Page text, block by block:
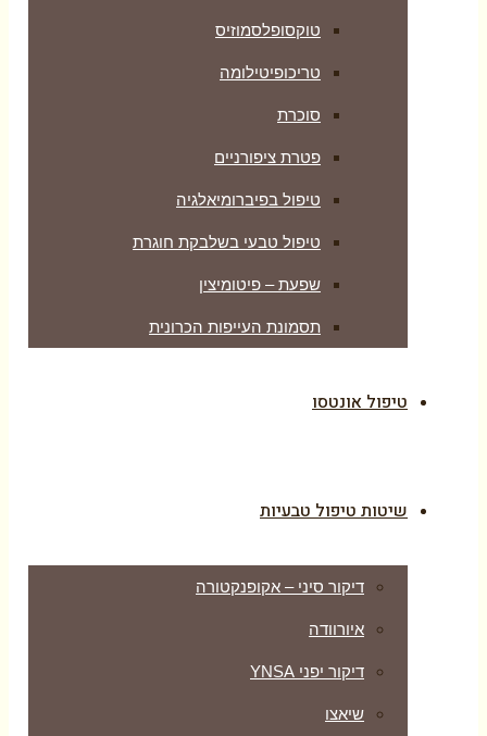
טוקסופלסמוזיס
טריכופיטילומה
סוכרת
פטרת ציפורניים
טיפול בפיברומיאלגיה
טיפול טבעי בשלבקת חוגרת
שפעת – פיטומיצין
תסמונת העייפות הכרונית
טיפול אונטסו
שיטות טיפול טבעיות
דיקור סיני – אקופנקטורה
איורוודה
דיקור יפני YNSA
שיאצו